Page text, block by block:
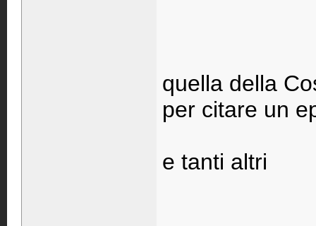
quella della
per citare un
e tanti altri